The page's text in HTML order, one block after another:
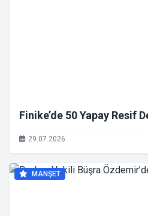
Finike’de 50 Yapay Resif
29.07.2026
MANŞET